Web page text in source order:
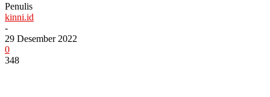
Penulis
kinni.id
-
29 Desember 2022
0
348